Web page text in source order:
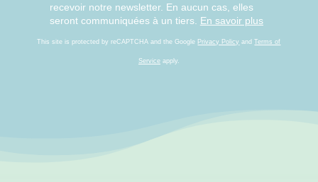
recevoir notre newsletter. En aucun cas, elles
seront communiquées à un tiers. En savoir plus
This site is protected by reCAPTCHA and the Google Privacy Policy andTerms of
Serviceapply.